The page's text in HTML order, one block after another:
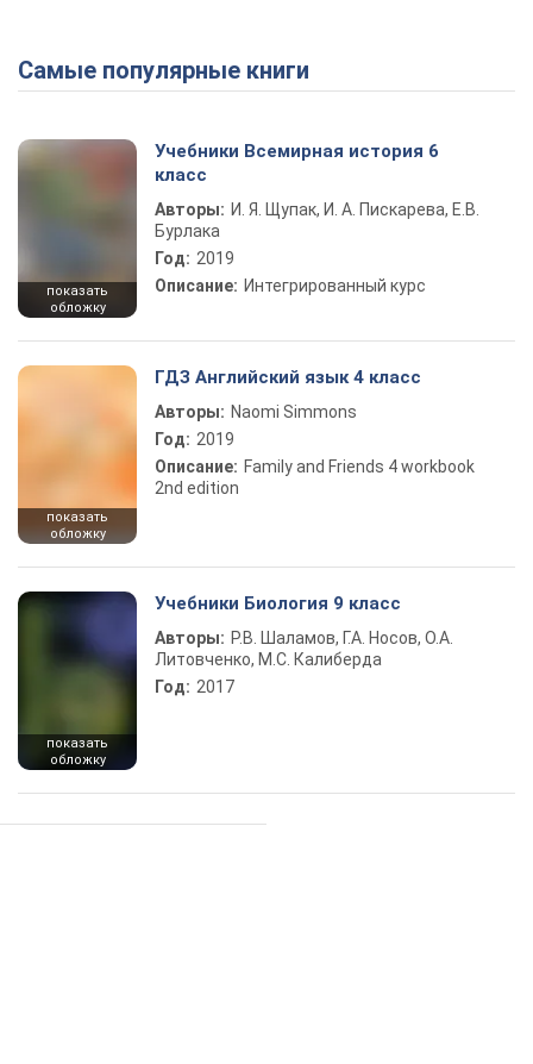
Play Video
Самые популярные книги
показать
обложку
Учебники Всемирная история 6
класс
Авторы: И. Я. Щупак, И. А. Пискарева, Е.В.
Бурлака
Год: 2019
Описание: Интегрированный курс
показать
обложку
ГДЗ Английский язык 4 класс
Авторы: Naomi Simmons
Год: 2019
Описание: Family and Friends 4 workbook
2nd edition
показать
обложку
Учебники Биология 9 класс
Авторы: Р.В. Шаламов, Г.А. Носов, О.А.
Литовченко, М.С. Калиберда
Год: 2017